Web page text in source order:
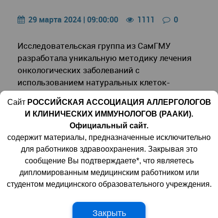
29 марта 2024 | 09:00:00 1111 0
Исследовательская группа из СамГМУ
разработала уникальную методику лечения
онкологических заболеваний с
использованием натуральных клеток-
Новый подход показал 80% эффективность в
лечении пациентов с множественной
миеломой без побочных эффектов. Ученые
надеются, что инновационное решение
поможет сократить расходы на
дорогостоящую иммунотерапию.
Разработка новой методики лечения
Сайт РОССИЙСКАЯ АССОЦИАЦИЯ АЛЛЕРГОЛОГОВ
И КЛИНИЧЕСКИХ ИММУНОЛОГОВ (РААКИ).
Официальный сайт.
содержит материалы, предназначенные исключительно
для работников здравоохранения. Закрывая это
сообщение Вы подтверждаете*, что являетесь
дипломированным медицинским работником или
студентом медицинского образовательного учреждения.
Закрыть